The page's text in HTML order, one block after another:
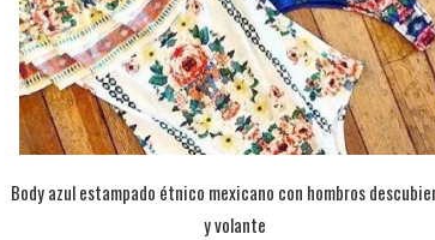
Body azul estampado étnico mexicano con hombros
y volante